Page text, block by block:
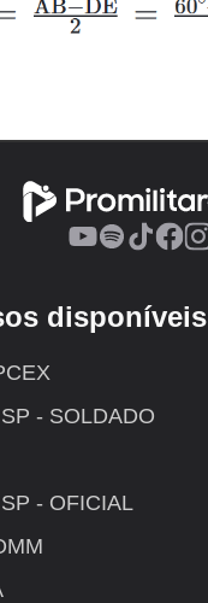
disponíveis
- SOLDADO
- OFICIAL